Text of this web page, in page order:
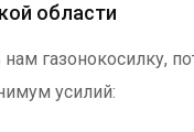
области
газонокосилку,
усилий: